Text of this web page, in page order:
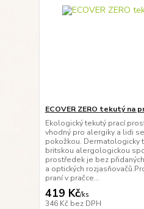
ECOVER ZERO tekutý na
Ekologický tekutý prací
vhodný pro alergiky a lidi
pokožkou. Dermatologicky
britskou alergologickou
prostředek je bez
a optických
praní v pračce...
419 Kč/ks
346 Kč bez DPH